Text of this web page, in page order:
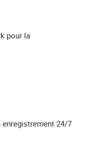
pour la
24/7